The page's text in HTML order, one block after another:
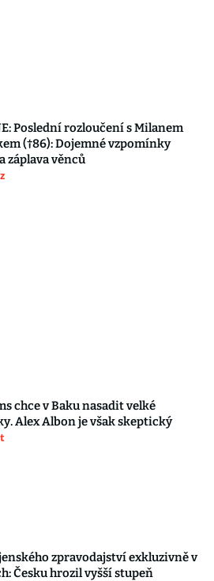
Poslední rozloučení s Milanem
(†86): Dojemné vzpomínky
záplava věnců
chce v Baku nasadit velké
Alex Albon je však skeptický
zpravodajství exkluzivně v
Česku hrozil vyšší stupeň